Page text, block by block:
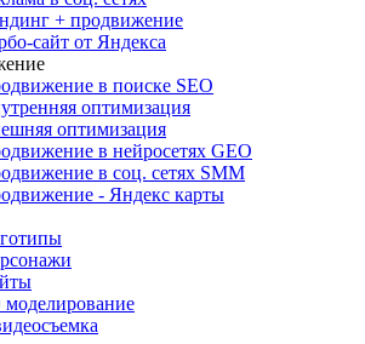
+ продвижение
сайт от Яндекса
в поиске SEO
оптимизация
оптимизация
в нейросетях GEO
в соц. сетях SMM
- Яндекс карты
моделирование